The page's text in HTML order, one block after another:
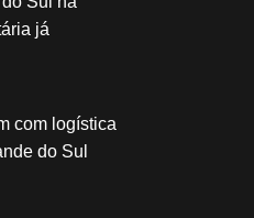
já
com logística
do Sul